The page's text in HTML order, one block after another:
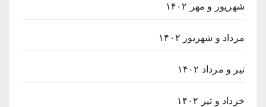
شهریور و مهر ۱۴۰۲
مرداد و شهریور ۱۴۰۲
تیر و مرداد ۱۴۰۲
خرداد و تیر ۱۴۰۲